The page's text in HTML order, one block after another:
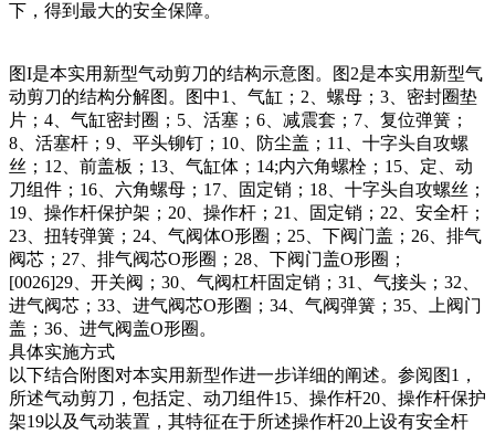
下，得到最大的安全保障。
图I是本实用新型气动剪刀的结构示意图。图2是本实用新型气
动剪刀的结构分解图。图中1、气缸；2、螺母；3、密封圈垫
片；4、气缸密封圈；5、活塞；6、减震套；7、复位弹簧；
8、活塞杆；9、平头铆钉；10、防尘盖；11、十字头自攻螺
丝；12、前盖板；13、气缸体；14;内六角螺栓；15、定、动
刀组件；16、六角螺母；17、固定销；18、十字头自攻螺丝；
19、操作杆保护架；20、操作杆；21、固定销；22、安全杆；
23、扭转弹簧；24、气阀体O形圈；25、下阀门盖；26、排气
阀芯；27、排气阀芯O形圈；28、下阀门盖O形圈；
[0026]29、开关阀；30、气阀杠杆固定销；31、气接头；32、
进气阀芯；33、进气阀芯O形圈；34、气阀弹簧；35、上阀门
盖；36、进气阀盖O形圈。
具体实施方式
以下结合附图对本实用新型作进一步详细的阐述。参阅图1，
所述气动剪刀 ，包括定、动刀组件15、操作杆20、操作杆保护
架19以及气动装置，其特征在于所述操作杆20上设有安全杆